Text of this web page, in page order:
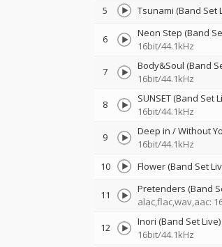
5
Tsunami (Band Set
6 Neon Step (Band
16bit/44.1kHz
7 Body&Soul (Band
16bit/44.1kHz
8 SUNSET (Band Set
16bit/44.1kHz
9 Deep in / Without
16bit/44.1kHz
10 Flower (Band Set
11 Pretenders (Band
alac,flac,wav,aac:
12 Inori (Band Set Live)
16bit/44.1kHz